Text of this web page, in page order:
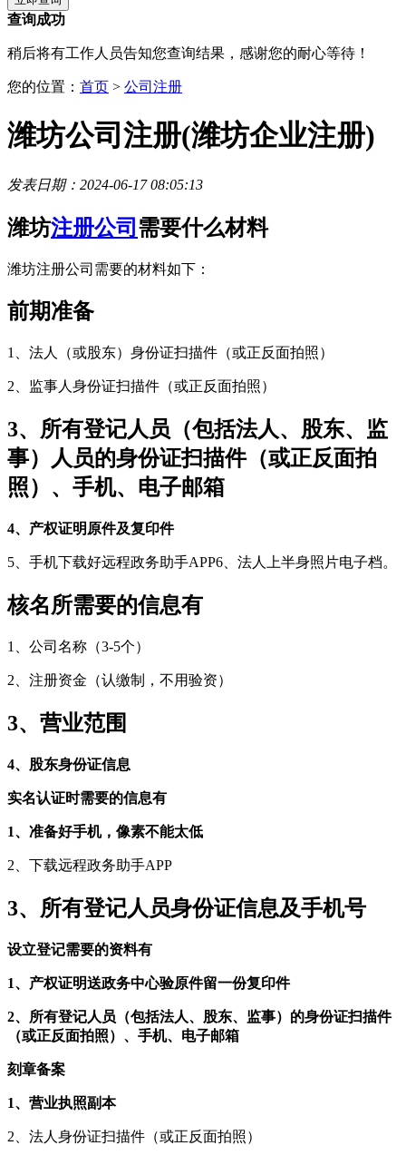
查询成功
稍后将有工作人员告知您查询结果，感谢您的耐心等待！
您的位置： 首页 > 公司注册
潍坊公司注册(潍坊企业注册)
发表日期：2024-06-17 08:05:13
潍坊注册公司 需要什么材料
潍坊注册公司需要的材料如下：
前期准备
1、法人（或股东）身份证扫描件（或正反面拍照）
2、监事人身份证扫描件（或正反面拍照）
3、所有登记人员（包括法人、股东、监
事）人员的身份证扫描件（或正反面拍
照）、手机、电子邮箱
4、产权证明原件及复印件
5、手机下载好远程政务助手APP6、法人上半身照片电子档。
核名所需要的信息有
1、公司名称（3-5个）
2、注册资金（认缴制，不用验资）
3、营业范围
4、股东身份证信息
实名认证时需要的信息有
1、准备好手机，像素不能太低
2、下载远程政务助手APP
3、所有登记人员身份证信息及手机号
设立登记需要的资料有
1、产权证明送政务中心验原件留一份复印件
2、所有登记人员（包括法人、股东、监事）的身份证扫描件
（或正反面拍照）、手机、电子邮箱
刻章备案
1、营业执照副本
2、法人身份证扫描件（或正反面拍照）